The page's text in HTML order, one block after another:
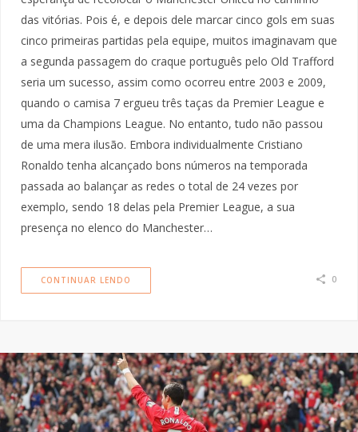
das vitórias. Pois é, e depois dele marcar cinco gols em suas
cinco primeiras partidas pela equipe, muitos imaginavam que
a segunda passagem do craque português pelo Old Trafford
seria um sucesso, assim como ocorreu entre 2003 e 2009,
quando o camisa 7 ergueu três taças da Premier League e
uma da Champions League. No entanto, tudo não passou
de uma mera ilusão. Embora individualmente Cristiano
Ronaldo tenha alcançado bons números na temporada
passada ao balançar as redes o total de 24 vezes por
exemplo, sendo 18 delas pela Premier League, a sua
presença no elenco do Manchester…
CONTINUAR LENDO 0